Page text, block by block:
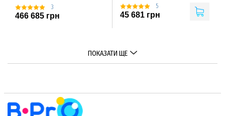
3
466 685 грн
5
45 681 грн
ПОКАЗАТИ ЩЕ